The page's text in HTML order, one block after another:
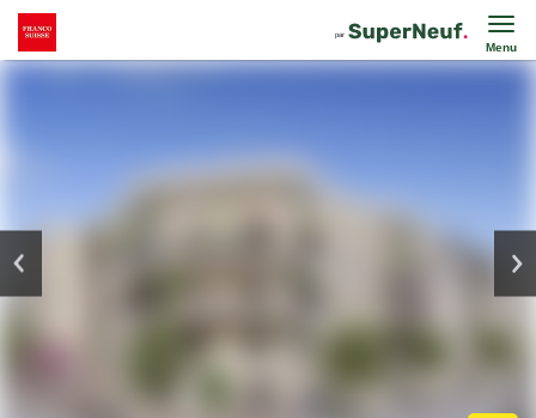
Menu